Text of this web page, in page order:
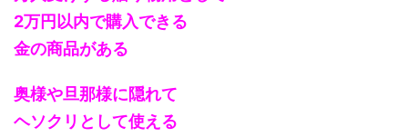
2万円以内で購入できる
金の商品がある
奥様や旦那様に隠れて
ヘソクリとして使える